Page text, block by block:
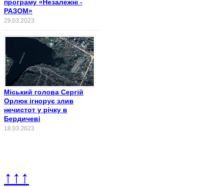
програму «Незалежні -
РАЗОМ»
29.03.2023
Міський голова Сергій
Орлюк ігнорує злив
нечистот у річку в
Бердичеві
18.03.2023
↑↑↑